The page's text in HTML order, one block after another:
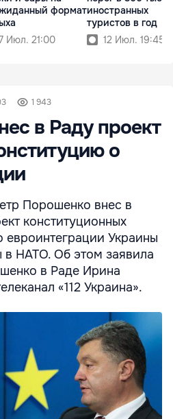
формат
Июл. 21:00
иностранных
туристов в год
12 Июл. 19:45
1 943
в Раду проект
о
Порошенко внес в
конституционных
евроинтеграции Украины
в НАТО. Об этом заявила
в Раде Ирина
«112 Украина».